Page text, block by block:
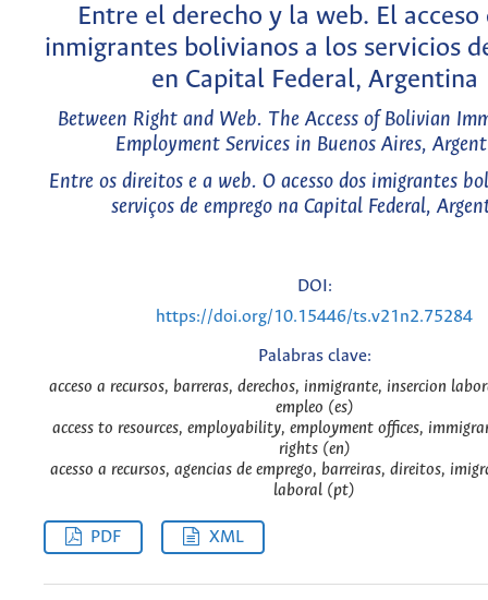
Entre el derecho y la web. El acceso
inmigrantes bolivianos a los servicios
en Capital Federal, Argentina
Between Right and Web. The Access of Bolivian
Employment Services in Buenos Aires,
Entre os direitos e a web. O acesso dos imigrantes
serviços de emprego na Capital Federal,
DOI:
https://doi.org/10.15446/ts.v21n2.75284
Palabras clave:
acceso a recursos, barreras, derechos, inmigrante, insercion
empleo (es)
access to resources, employability, employment offices,
rights (en)
acesso a recursos, agencias de emprego, barreiras, direitos,
laboral (pt)
PDF XML